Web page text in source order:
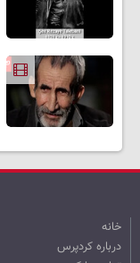
خانه
درباره کردپرس